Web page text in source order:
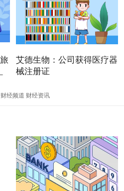
艾德生物：公司获得医疗器
械注册证
财经频道 财经资讯